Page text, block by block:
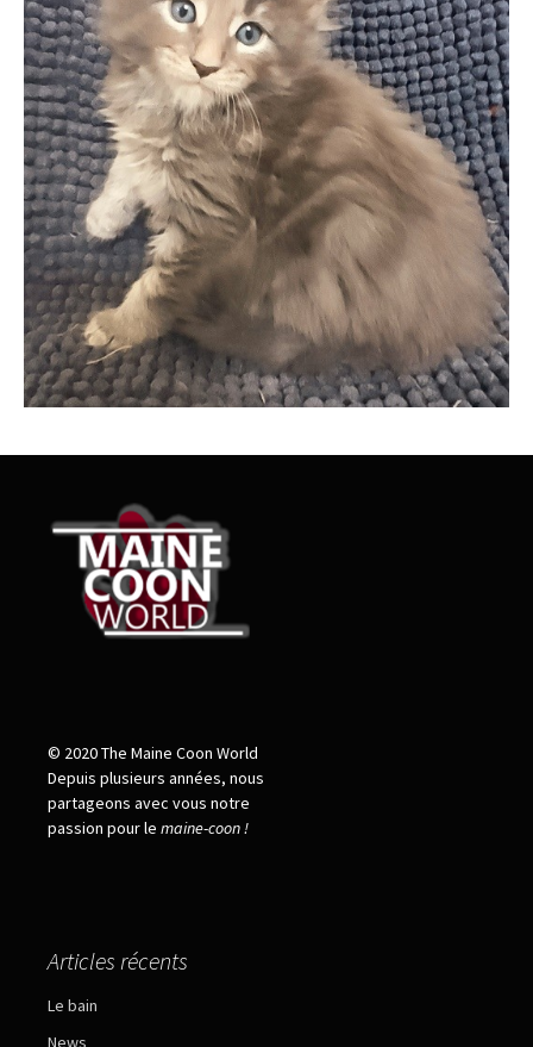
© 2020 The Maine Coon World
Depuis plusieurs années, nous
partageons avec vous notre
passion pour le maine-coon !
Articles récents
Le bain
News